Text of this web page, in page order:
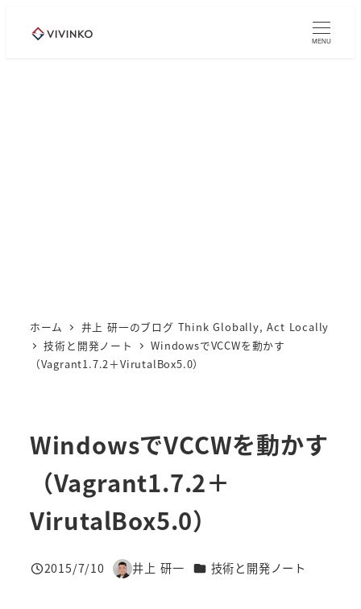
MENU
ホーム
井上 研一のブログ Think Globally, Act Locally
技術と開発ノート
WindowsでVCCWを動かす
（Vagrant1.7.2＋VirutalBox5.0）
WindowsでVCCWを動かす
（Vagrant1.7.2＋
VirutalBox5.0）
投稿日
2015/7/10
著
井上 研一 カテゴリー
技術と開発ノート